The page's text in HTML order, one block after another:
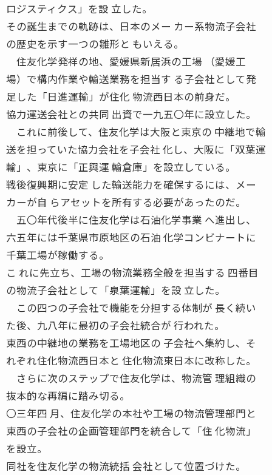
ロジスティクス」を設 立した。
その誕生までの軌跡は、日本のメー カー系物流子会社
の歴史を示す一つの雛形と もいえる。
住友化学発祥の地、愛媛県新居浜の工場 （愛媛工
場）で構内作業や輸送業務を担当す る子会社として発
足した「日進運輸」が住化 物流西日本の前身だ。
協力運送会社との共同 出資で一九五〇年に設立した。
これに前後して、住友化学は大阪と東京の 中継地で輸
送を担っていた協力会社を子会社 化し、大阪に「双葉運
輸」、東京に「正興運 輸倉庫」を設立している。
戦後復興期に安定 した輸送能力を確保するには、メー
カーが自 らアセットを所有する必要があったのだ。
五〇年代後半に住友化学は石油化学事業 へ進出し、
六五年には千葉県市原地区の石油 化学コンビナートに
千葉工場が稼働する。
こ れに先立ち、工場の物流業務全般を担当する 四番目
の物流子会社として「泉葉運輸」を設 立した。
この四つの子会社で機能を分担する体制が 長く続い
た後、九八年に最初の子会社統合が 行われた。
東西の中継地の業務を工場地区の 子会社へ集約し、そ
れぞれ住化物流西日本と 住化物流東日本に改称した。
さらに次のステップで住友化学は、物流管 理組織の
抜本的な再編に踏み切る。
〇三年四 月、住友化学の本社や工場の物流管理部門と
東西の子会社の企画管理部門を統合して「住 化物流」
を設立。
同社を住友化学の物流統括 会社として位置づけた。